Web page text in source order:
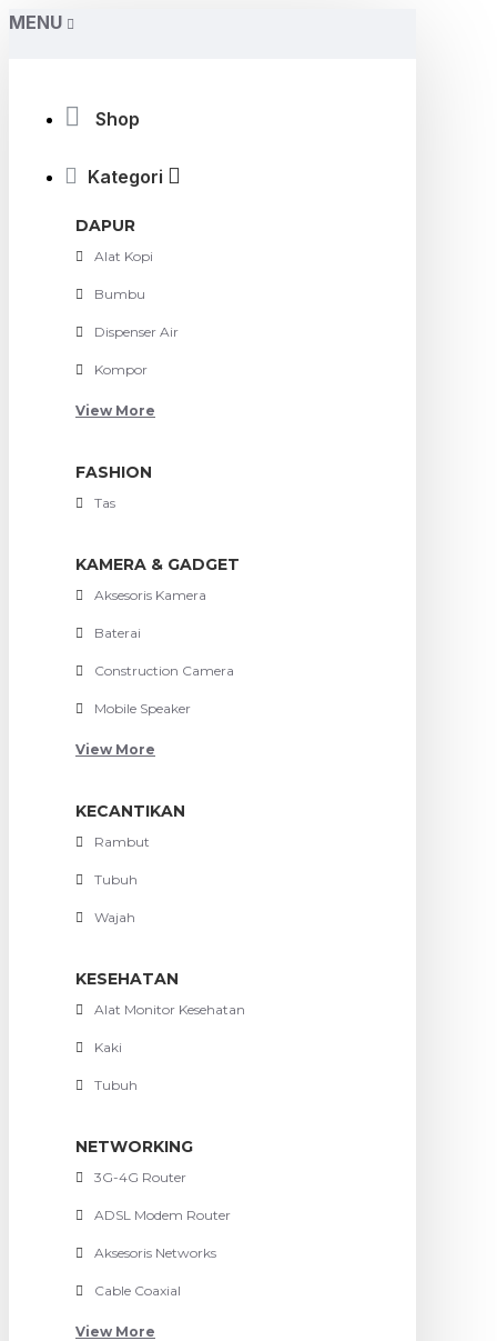
MENU
Shop
Kategori
DAPUR
Alat Kopi
Bumbu
Dispenser Air
Kompor
View More
FASHION
Tas
KAMERA & GADGET
Aksesoris Kamera
Baterai
Construction Camera
Mobile Speaker
View More
KECANTIKAN
Rambut
Tubuh
Wajah
KESEHATAN
Alat Monitor Kesehatan
Kaki
Tubuh
NETWORKING
3G-4G Router
ADSL Modem Router
Aksesoris Networks
Cable Coaxial
View More